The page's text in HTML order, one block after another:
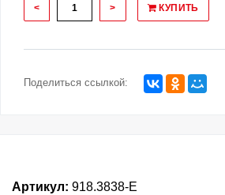
< > КУПИТЬ
Поделиться ссылкой:
Артикул: 918.3838-E